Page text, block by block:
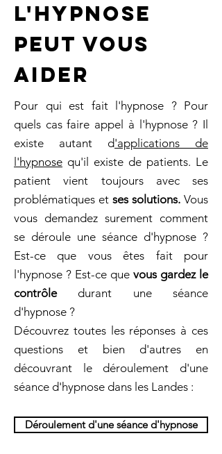
L'hypnose
peut vous
aider
Pour qui est fait l'hypnose ? Pour
quels cas faire appel à l'hypnose ? Il
existe autant d'applications de
l'hypnose qu'il existe de patients. Le
patient vient toujours avec ses
problématiques et ses solutions. Vous
vous demandez surement comment
se déroule une séance d'hypnose ?
Est-ce que vous êtes fait pour
l'hypnose ? Est-ce que vous gardez le
contrôledurant une séance
d'hypnose ?
Découvrez toutes les réponses à ces
questions et bien d'autres en
découvrant le déroulement d'une
séance d'hypnose dans les Landes :
Déroulement d'une séance d'hypnose